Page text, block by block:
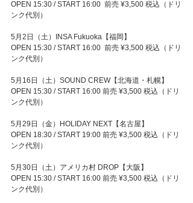
OPEN 15:30 / START 16:00  前売 ¥3,500 税込（ドリ
ンク代別）
5月2日（土）INSA Fukuoka【福岡】
OPEN 15:30 / START 16:00  前売 ¥3,500 税込（ドリ
ンク代別）
5月16日（土）SOUND CREW【北海道・札幌】
OPEN 15:30 / START 16:00 前売 ¥3,500 税込（ドリ
ンク代別）
5月29日（金）HOLIDAY NEXT【名古屋】
OPEN 18:30 / START 19:00 前売 ¥3,500 税込（ドリ
ンク代別）
5月30日（土）アメリカ村 DROP【大阪】
OPEN 15:30 / START 16:00 前売 ¥3,500 税込（ドリ
ンク代別）